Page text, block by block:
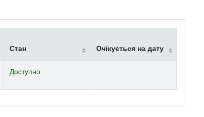
Стан Очікується на дату
Доступно